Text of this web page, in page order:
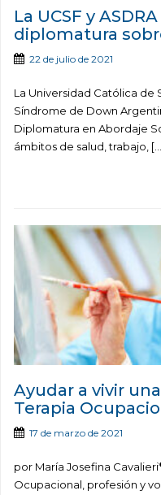
La UCSF y
diplomatura
22 de julio de 2021
La Universidad Católica de
Síndrome de Down
Diplomatura en Abordaje
ámbitos de salud, trabajo,
Ayudar a vivir
Terapia
17 de marzo de 2021
por María Josefina
Ocupacional, profesión y